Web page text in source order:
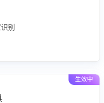
别
生效中